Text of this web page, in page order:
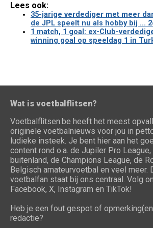
Lees ook:
35-jarige verdediger met meer
de JPL speelt nu als hobby bij ...
1 match, 1 goal: ex-Club-
winning goal op speeldag 1 in
Wat is voetbalflitsen?
Voetbalflitsen.be heeft het meest
originele voetbalnieuws voor jou in
ludieke insteek. Je bent hier aan het
content rond o.a. de Jupiler Pro
buitenland, de Champions League, de
Belgisch amateurvoetbal en veel meer.
voetbalfan staat bij ons centraal. Volg
Facebook, X, Instagram en TikTok!
Heb je een fout gespot of
redactie?